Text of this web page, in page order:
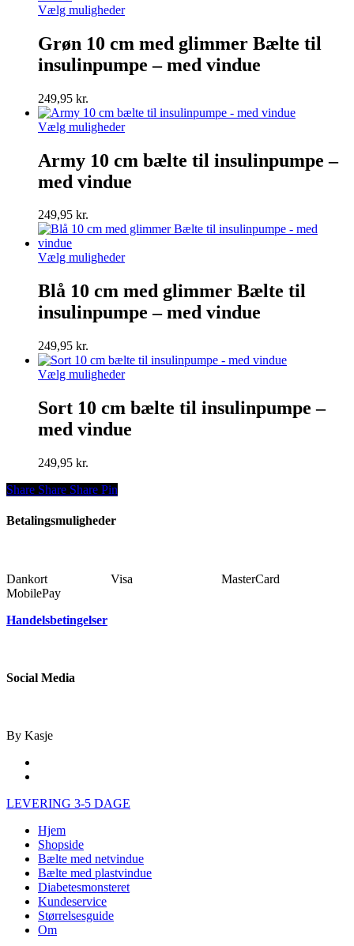
Vælg mulighederDette
flere
varianter.
vælges
på
varesiden
Grøn 10 cm med glimmer Bælte til
insulinpumpe – med vindue
249,95 kr.
Vælg mulighederDette
flere
varianter.
vælges
på
varesiden
Army 10 cm bælte til insulinpumpe –
med vindue
249,95 kr.
Vælg mulighederDette
har
flere
varianter.
vælges
på
Blå 10 cm med glimmer Bælte til
insulinpumpe – med vindue
249,95 kr.
Vælg mulighederDette
har
flere
varianter.
Sort 10 cm bælte til insulinpumpe –
med vindue
249,95 kr.
Share
Share Share Share Pin
Betalingsmuligheder
Dankort Visa MasterCard
MobilePay
Handelsbetingelser
Social Media
By Kasje
Close
LEVERING 3-5 DAGE
Hjem
Shopside
Bælte med netvindue
Bælte med plastvindue
Diabetesmonsteret
Kundeservice
Størrelsesguide
Om